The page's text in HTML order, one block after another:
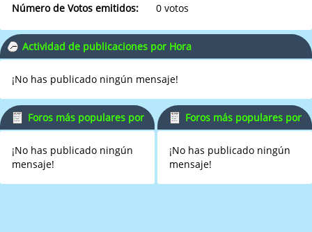
Número de Votos emitidos: 0 votos
Actividad de publicaciones por Hora
¡No has publicado ningún mensaje!
Foros más populares por
¡No has publicado ningún
mensaje!
Foros más populares por
¡No has publicado ningún
mensaje!